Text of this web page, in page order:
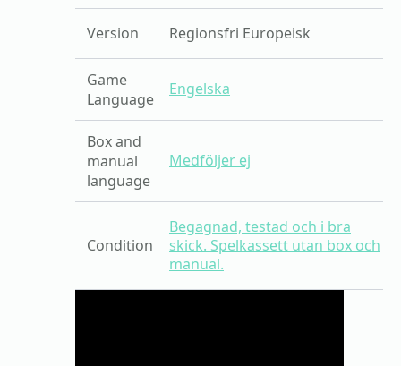
Version Regionsfri Europeisk
Game
Language
Engelska
Box and
manual
language
Medföljer ej
Condition
Begagnad, testad och i bra
skick. Spelkassett utan box och
manual.